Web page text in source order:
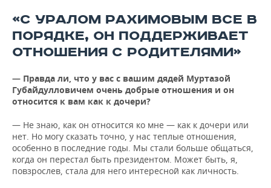
«С УРАЛОМ РАХИМОВЫМ ВСЕ В
ПОРЯДКЕ, ОН ПОДДЕРЖИВАЕТ
ОТНОШЕНИЯ С РОДИТЕЛЯМИ»
— Правда ли, что у вас с вашим дядей Муртазой
Губайдулловичем очень добрые отношения и он
относится к вам как к дочери?
— Не знаю, как он относится ко мне — как к дочери или
нет. Но могу сказать точно, у нас теплые отношения,
особенно в последние годы. Мы стали больше общаться,
когда он перестал быть президентом. Может быть, я,
повзрослев, стала для него интересной как личность.